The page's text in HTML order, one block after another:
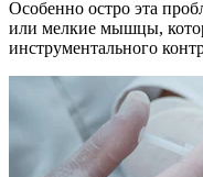
Особенно остро эта
или мелкие мышцы,
инструментального